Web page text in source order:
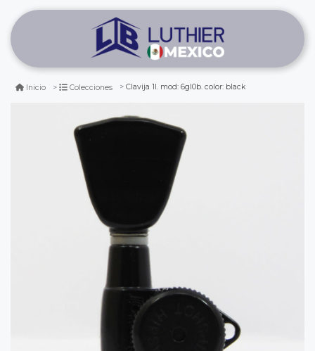
Inicio Colecciones Clavija 1l. mod: 6gl0b. color: black